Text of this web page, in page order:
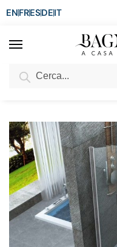
ENFRESDEIT
SCONTO del 3%